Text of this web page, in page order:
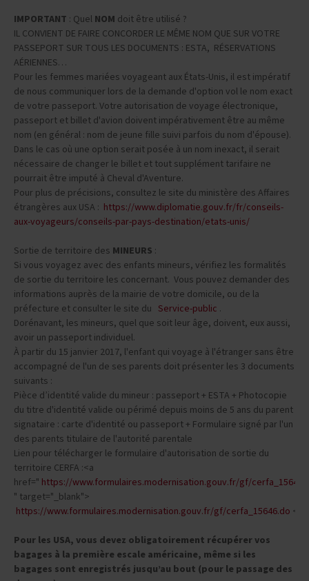
IMPORTANT : Quel NOM doit être utilisé ?
IL CONVIENT DE FAIRE CONCORDER LE MÊME NOM QUE SUR VOTRE
PASSEPORT SUR TOUS LES DOCUMENTS : ESTA, RÉSERVATIONS
AÉRIENNES…
Pour les femmes mariées voyageant aux États-Unis, il est impératif
de nous communiquer lors de la demande d'option vol le nom exact
de votre passeport. Votre autorisation de voyage électronique,
passeport et billet d'avion doivent impérativement être au même
nom (en général : nom de jeune fille suivi parfois du nom d'épouse).
Dans le cas où une option serait posée à un nom inexact, il serait
nécessaire de changer le billet et tout supplément tarifaire ne
pourrait être imputé à Cheval d'Aventure.
Pour plus de précisions, consultez le site du ministère des Affaires
étrangères aux USA : https://www.diplomatie.gouv.fr/fr/conseils-
aux-voyageurs/conseils-par-pays-destination/etats-unis/
Sortie de territoire des MINEURS :
Si vous voyagez avec des enfants mineurs, vérifiez les formalités
de sortie du territoire les concernant. Vous pouvez demander des
informations auprès de la mairie de votre domicile, ou de la
préfecture et consulter le site du Service-public .
Dorénavant, les mineurs, quel que soit leur âge, doivent, eux aussi,
avoir un passeport individuel.
À partir du 15 janvier 2017, l'enfant qui voyage à l'étranger sans être
accompagné de l'un de ses parents doit présenter les 3 documents
suivants :
Pièce d’identité valide du mineur : passeport + ESTA + Photocopie
du titre d'identité valide ou périmé depuis moins de 5 ans du parent
signataire : carte d'identité ou passeport + Formulaire signé par l'un
des parents titulaire de l'autorité parentale
Lien pour télécharger le formulaire d'autorisation de sortie du
territoire CERFA :<a
href=" https://www.formulaires.modernisation.gouv.fr/gf/
" target="_blank">
https://www.formulaires.modernisation.gouv.fr/gf/cerfa_15646.do </
Pour les USA, vous devez obligatoirement récupérer vos
bagages à la première escale américaine, même si les
bagages sont enregistrés jusqu’au bout (pour le passage des